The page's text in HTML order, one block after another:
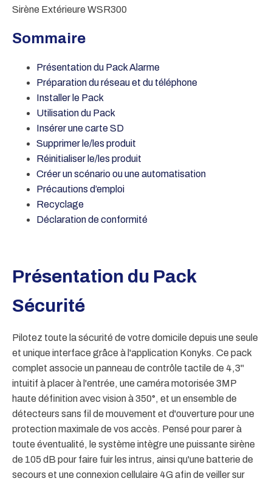
Sirène Extérieure WSR300
Sommaire
Présentation du Pack Alarme
Préparation du réseau et du téléphone
Installer l e Pack
Utilisation du Pack
Insérer une carte SD
Supprimer le/les produit
Réinitialiser le/les produit
Créer un scénario ou une automatisation
Précautions d’emploi
Recyclage
Déclaration de conformité
Présentation du Pack
Sécurité
Pilotez toute la sécurité de votre domicile depuis une seule
et unique interface grâce à l'application Konyks. Ce pack
complet associe un panneau de contrôle tactile de 4,3"
intuitif à placer à l'entrée, une caméra motorisée 3MP
haute définition avec vision à 350°, et un ensemble de
détecteurs sans fil de mouvement et d'ouverture pour une
protection maximale de vos accès. Pensé pour parer à
toute éventualité, le système intègre une puissante sirène
de 105 dB pour faire fuir les intrus, ainsi qu'une batterie de
secours et une connexion cellulaire 4G afin de veiller sur